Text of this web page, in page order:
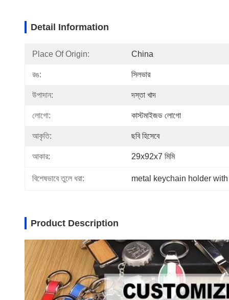
Detail Information
Place Of Origin: China
রঙ: সিলভার
উপাদান: দস্তা খাদ
লোগো: কাস্টমাইজড লোগো
আকৃতি: ছবি হিসেবে
আকার: 29x92x7 মিমি
বিশেষভাবে তুলে ধরা: metal keychain holder
Product Description